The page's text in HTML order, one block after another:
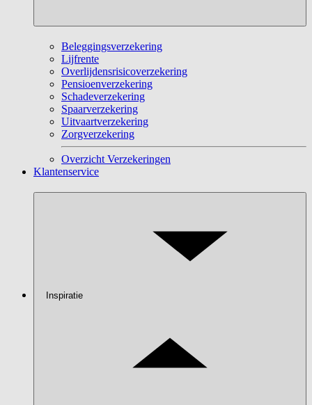
Beleggingsverzekering
Lijfrente
Overlijdensrisicoverzekering
Pensioenverzekering
Schadeverzekering
Spaarverzekering
Uitvaartverzekering
Zorgverzekering
Overzicht Verzekeringen
Klantenservice
Inspiratie